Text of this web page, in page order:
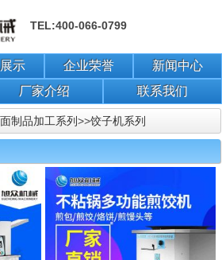
TEL:400-066-0799
示 企业荣誉
新闻中心
厂家介绍 联系我们
面制品加工系列>>饺子机系列